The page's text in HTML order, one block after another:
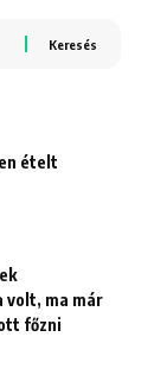
ételt
volt, ma már
főzni